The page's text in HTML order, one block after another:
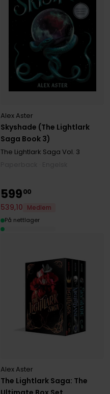
Skyshade (The Lightlark
Saga Book 3)
Alex Aster
The Lightlark Saga Vol. 3
The Lightlark Saga: The
Alex Aster
59900
539,10
Medlem
På nettlager